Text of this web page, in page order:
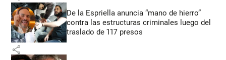
De la Espriella anuncia “mano de hierro”
contra las estructuras criminales luego del
traslado de 117 presos
share